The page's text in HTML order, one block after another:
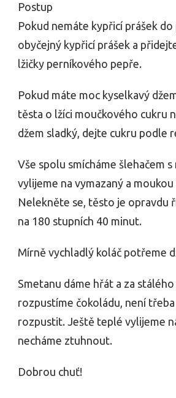
Postup
Pokud nemáte kypřicí prášek
obyčejný kypřicí prášek a
lžičky perníkového pepře.
Pokud máte moc kyselkavý
těsta o lžíci moučkového cukru
džem sladký, dejte cukru podle
Vše spolu smícháme šlehačem
vylijeme na vymazaný a
Nelekněte se, těsto je opravdu
na 180 stupních 40 minut.
Mírně vychladlý koláč potřeme
Smetanu dáme hřát a za
rozpustíme čokoládu, není
rozpustit. Ještě teplé vylijeme
necháme ztuhnout.
Dobrou chuť!